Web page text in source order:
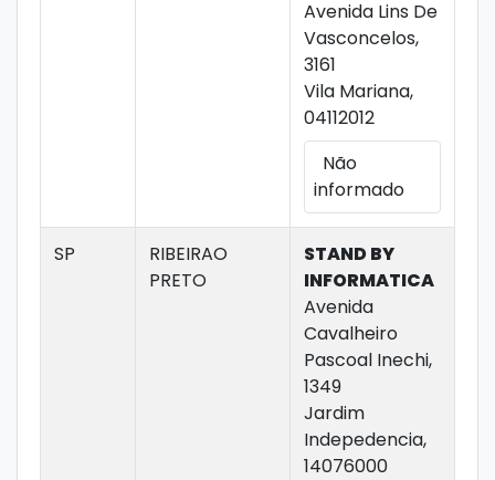
Avenida Lins De
Vasconcelos,
3161
Vila Mariana,
04112012
Não
informado
SP
RIBEIRAO
PRETO
STAND BY
INFORMATICA
Avenida
Cavalheiro
Pascoal Inechi,
1349
Jardim
Indepedencia,
14076000